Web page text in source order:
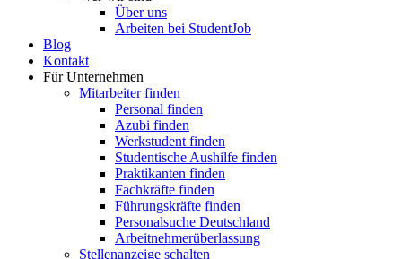
Über uns
Arbeiten bei StudentJob
Blog
Kontakt
Für Unternehmen
Mitarbeiter finden
Personal finden
Azubi finden
Werkstudent finden
Studentische Aushilfe finden
Praktikanten finden
Fachkräfte finden
Führungskräfte finden
Personalsuche Deutschland
Arbeitnehmerüberlassung
Stellenanzeige schalten